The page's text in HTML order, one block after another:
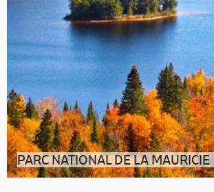
PARC NATIONAL DE LA MAURICIE